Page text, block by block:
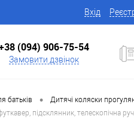
Вхід
(094) 906-75-54
Замовити дзвінок
батьків • Дитячі коляски
підсклянник, телескопічна